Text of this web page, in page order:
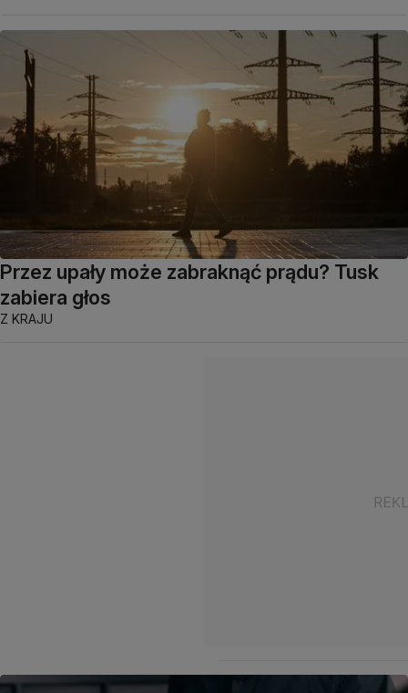
Przez upały może zabraknąć prądu? Tusk
zabiera głos
Z KRAJU